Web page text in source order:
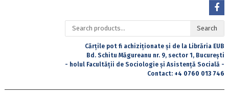
Search
for:
Search
Cărțile pot fi achiziționate și de la Librăria EUB
Bd. Schitu Măgureanu nr. 9, sector 1, București
- holul Facultății de Sociologie și Asistență Socială -
Contact: +4 0760 013 746